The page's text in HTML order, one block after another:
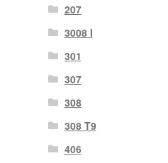
207
3008 I
301
307
308
308 T9
406